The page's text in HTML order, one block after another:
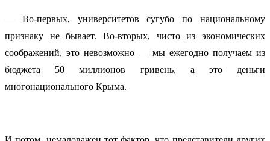
— Во-первых, университетов сугубо по национальному
признаку не бывает. Во-вторых, чисто из экономических
соображений, это невозможно — мы ежегодно получаем из
бюджета 50 миллионов гривень, а это деньги
многонационального Крыма.